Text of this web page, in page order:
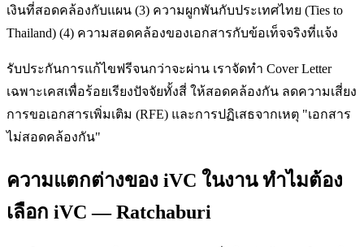
เงินที่สอดคล้องกับแผน (3) ความผูกพันกับประเทศไทย (Ties to
Thailand) (4) ความสอดคล้องของเอกสารกับข้อเท็จจริงที่แจ้ง
รับประกันการแก้ไขฟรีจนกว่าจะผ่าน เราจัดทำ Cover Letter
เฉพาะเคสเพื่อร้อยเรียงปัจจัยทั้งสี่ ให้สอดคล้องกัน ลดความเสี่ยง
การขอเอกสารเพิ่มเติม (RFE) และการปฏิเสธจากเหตุ "เอกสาร
ไม่สอดคล้องกัน"
ความแตกต่างของ iVC ในงาน ทำไมต้อง
เลือก iVC — Ratchaburi